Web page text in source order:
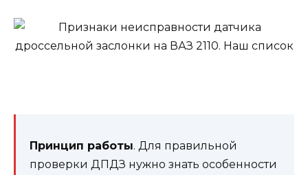
Принцип работы. Для правильной
проверки ДПДЗ нужно знать особенности